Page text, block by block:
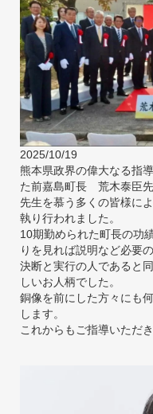
2025/10/19
熊本県政界の偉大なる指
た前嘉島町長 荒木泰臣先
先生を慕う多くの皆様に
執り行われました。
10期勤められた町長の功
りを見れば説明など必要
決断と実行の人であると
しいお人柄でした。
銅像を前にした方々にも
します。
これからもご指導いただき